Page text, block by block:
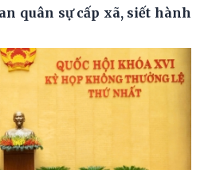
quân sự cấp xã, siết hành